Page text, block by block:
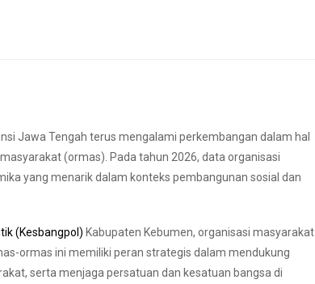
Jawa Tengah terus mengalami perkembangan dalam hal
(ormas). Pada tahun 2026, data organisasi
yang menarik dalam konteks pembangunan sosial dan
(Kesbangpol) Kabupaten Kebumen, organisasi masyarakat
ormas ini memiliki peran strategis dalam mendukung
serta menjaga persatuan dan kesatuan bangsa di